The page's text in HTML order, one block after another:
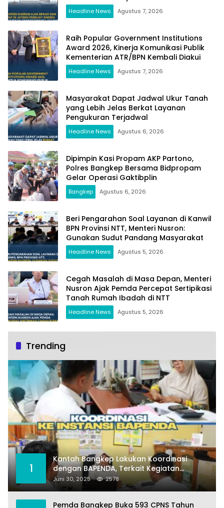
Headline News Agustus 7, 2026
Raih Popular Government Institutions
Award 2026, Kinerja Komunikasi Publik
Kementerian ATR/BPN Kembali Diakui
Headline News Agustus 7, 2026
Masyarakat Dapat Jadwal Ukur Tanah
yang Lebih Jelas Berkat Layanan
Pengukuran Terjadwal
Headline News Agustus 6, 2026
Dipimpin Kasi Propam AKP Partono,
Polres Bangkep Bersama Bidpropam
Gelar Operasi Gaktibplin
Bangkep Agustus 6, 2026
Beri Pengarahan Soal Layanan di Kanwil
BPN Provinsi NTT, Menteri Nusron:
Gunakan Sudut Pandang Masyarakat
Headline News Agustus 5, 2026
Cegah Masalah di Masa Depan, Menteri
Nusron Ajak Pemda Percepat Sertipikasi
Tanah Rumah Ibadah di NTT
Headline News Agustus 5, 2026
Trending
1
Kantah Bangkep Lakukan Koordinasi
dengan BAPENDA, Terkait Kegiatan
Fasilitasi Penilaian Tanah dan Ekonomi
Pertanahan
Juni 30, 2025 2578
Pemda Bangkep Buka 593 CPNS Tahun